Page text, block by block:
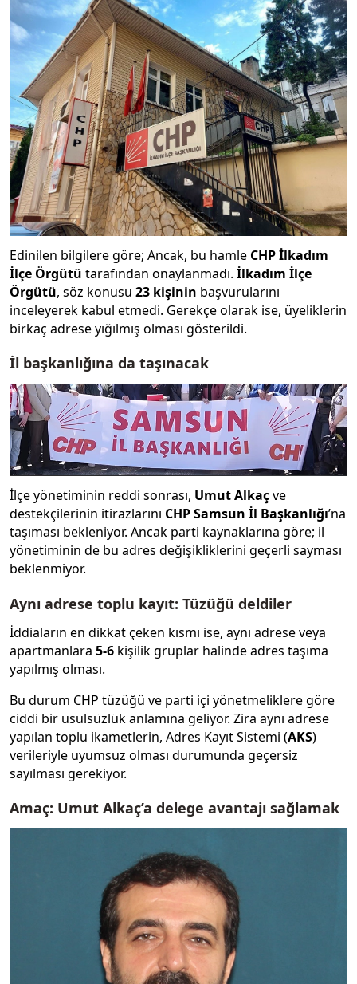
Edinilen bilgilere göre; Ancak, bu hamle CHP İlkadım
İlçe Örgütü tarafından onaylanmadı. İlkadım İlçe
Örgütü, söz konusu 23 kişinin başvurularını
inceleyerek kabul etmedi. Gerekçe olarak ise, üyeliklerin
birkaç adrese yığılmış olması gösterildi.
İl başkanlığına da taşınacak
İlçe yönetiminin reddi sonrası, UmutAlkaçve
destekçilerinin itirazlarını CHP Samsun İl Başkanlığı’na
taşıması bekleniyor. Ancak parti kaynaklarına göre; il
yönetiminin de bu adres değişikliklerini geçerli sayması
beklenmiyor.
Aynı adrese toplu kayıt: Tüzüğü deldiler
İddiaların en dikkat çeken kısmı ise, aynı adrese veya
apartmanlara 5-6 kişilik gruplar halinde adres taşıma
yapılmış olması.
Bu durum CHP tüzüğü ve parti içi yönetmeliklere göre
ciddi bir usulsüzlük anlamına geliyor. Zira aynı adrese
yapılan toplu ikametlerin, Adres Kayıt Sistemi (AKS)
verileriyle uyumsuz olması durumunda geçersiz
sayılması gerekiyor.
Amaç: Umut Alkaç’a delege avantajı sağlamak